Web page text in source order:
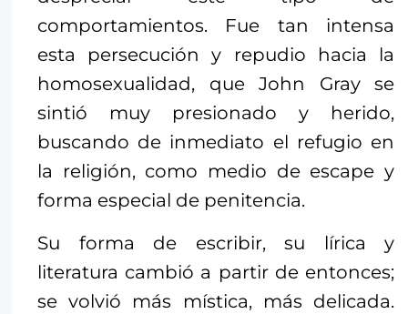
comportamientos. Fue tan intensa
esta persecución y repudio hacia la
homosexualidad, que John Gray se
sintió muy presionado y herido,
buscando de inmediato el refugio en
la religión, como medio de escape y
forma especial de penitencia.
Su forma de escribir, su lírica y
literatura cambió a partir de entonces;
se volvió más mística, más delicada.